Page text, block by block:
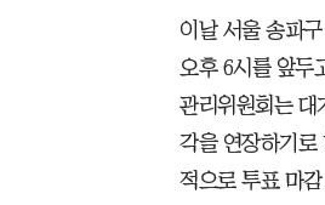
이날 서울 송파
오후 6시를 앞두
관리위원회는 대
각을 연장하기로
적으로 투표 마